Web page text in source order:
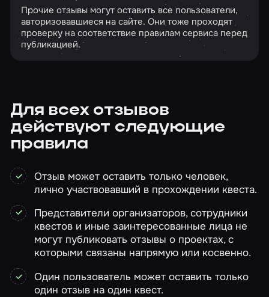
Прочие отзывы могут оставить все пользователи,
авторизовавшиеся на сайте. Они тоже проходят
проверку на соответствие правилам сервиса перед
публикацией.
Для всех отзывов
действуют следующие
правила
Отзыв может оставить только человек,
лично участвовавший в прохождении квеста.
Представители организаторов, сотрудники
квестов и иные заинтересованные лица не
могут публиковать отзывы о проектах, с
которыми связаны напрямую или косвенно.
Один пользователь может оставить только
один отзыв на один квест.